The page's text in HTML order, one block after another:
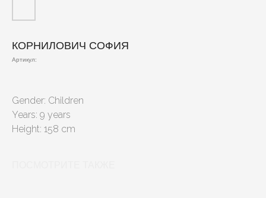
КОРНИЛОВИЧ СОФИЯ
Артикул:
Gender: Children
Years: 9 years
Height: 158 cm